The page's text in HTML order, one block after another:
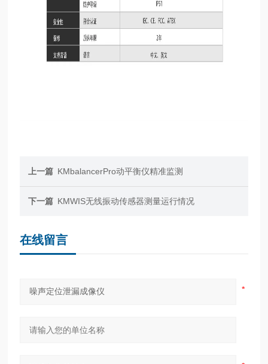
上一篇 KMbalancerPro动平衡仪精准监测
下一篇 KMWIS无线振动传感器测量运行情况
在线留言